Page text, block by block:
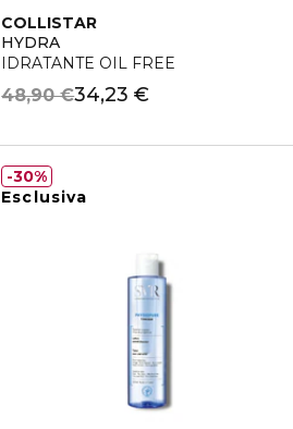
COLLISTAR
HYDRA
IDRATANTE OIL FREE
34,23 €
48,90 €
Esclusiva
30%